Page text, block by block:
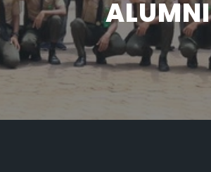
ALUMNI